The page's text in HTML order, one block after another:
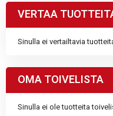
VERTAA
Sinulla ei vertailtavia
OMA TOIVELISTA
Sinulla ei ole tuotteita